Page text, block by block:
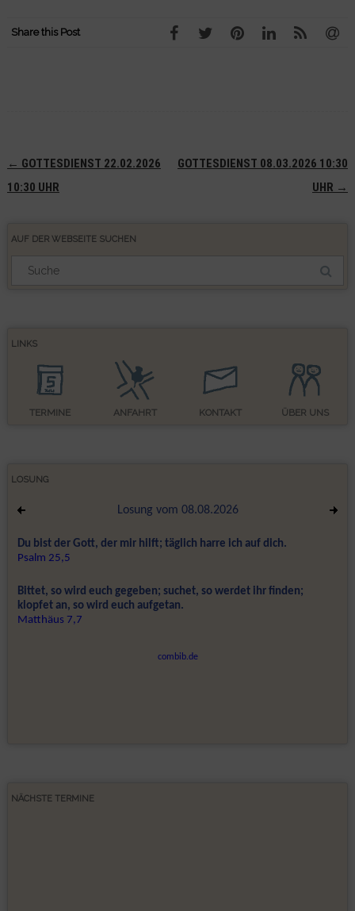
Share this Post
Navigation
(Beiträge)
← GOTTESDIENST 22.02.2026
10:30 UHR
GOTTESDIENST 08.03.2026 10:30
UHR →
AUF DER WEBSEITE SUCHEN
LINKS
TERMINE ANFAHRT KONTAKT ÜBER UNS
LOSUNG
NÄCHSTE TERMINE